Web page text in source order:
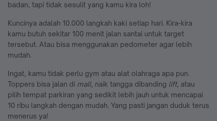
badan, tapi tidak sesulit yang kamu kira loh!
Kuncinya adalah 10.000 langkah kaki setiap hari. Kira-kira
kamu butuh sekitar 100 menit jalan santai untuk target
tersebut. Atau bisa menggunakan pedometer agar lebih
mudah.
Ingat, kamu tidak perlu gym atau alat olahraga apa pun.
Toppers bisa jalan di mall, naik tangga dibanding lift, atau
pilih tempat parkiran yang sedikit lebih jauh untuk mencapai
10 ribu langkah dengan mudah. Yang pasti jangan duduk terus
menerus ya!